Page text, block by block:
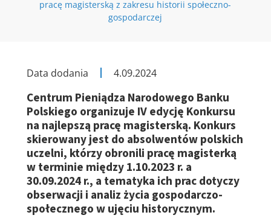
pracę magisterską z zakresu historii społeczno-
gospodarczej
Data dodania 4.09.2024
Centrum Pieniądza Narodowego Banku
Polskiego organizuje IV edycję Konkursu
na najlepszą pracę magisterską. Konkurs
skierowany jest do absolwentów polskich
uczelni, którzy obronili pracę magisterką
w terminie między 1.10.2023 r. a
30.09.2024 r., a tematyka ich prac dotyczy
obserwacji i analiz życia gospodarczo-
społecznego w ujęciu historycznym.